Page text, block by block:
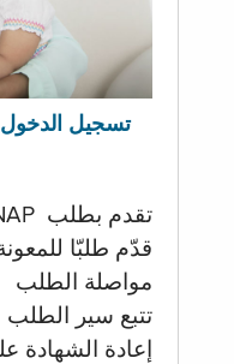
تسجيل الدخول
تقدم بطلب SNAP
قدّم طلبّا
مواصلة الطلب
تتبع سير الطلب
إعادة الشهادة